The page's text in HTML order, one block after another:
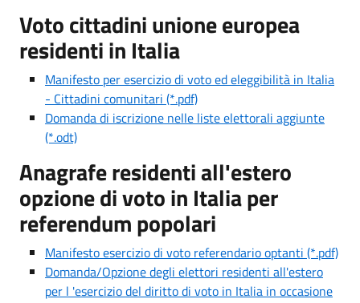
Voto cittadini unione europea
residenti in Italia
Manifesto per esercizio di voto ed eleggibilità in Italia
- Cittadini comunitari (*.pdf)
Domanda di iscrizione nelle liste elettorali aggiunte
(*.odt)
Anagrafe residenti all'estero
opzione di voto in Italia per
referendum popolari
Manifesto esercizio di voto referendario optanti (*.pdf)
Domanda/Opzione degli elettori residenti all'estero
per l 'esercizio del diritto di voto in Italia in occasione